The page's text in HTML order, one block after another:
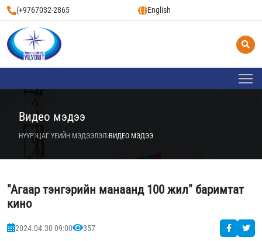
(+9767032-2865 English
Видео мэдээ
НҮҮР ЦАГ ҮЕИЙН МЭДЭЭЛЭЛ ВИДЕО МЭДЭЭ
"Агаар тэнгэрийн манаанд 100 жил" баримтат
кино
2024.04.30 09:00 357